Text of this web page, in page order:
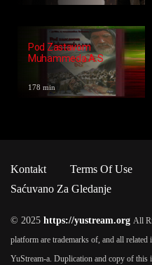
Pod Zastavom
Muhammeda A.s
178 min
Kontakt Terms Of Use
Saćuvano Za Gledanje
© 2025 https://yustream.org All
platform are trademarks of, and all related
YuStream-a. Duplication and copy of